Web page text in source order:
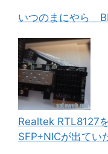
いつのまにやら
Realtek RTL8127
SFP+NICが出てい